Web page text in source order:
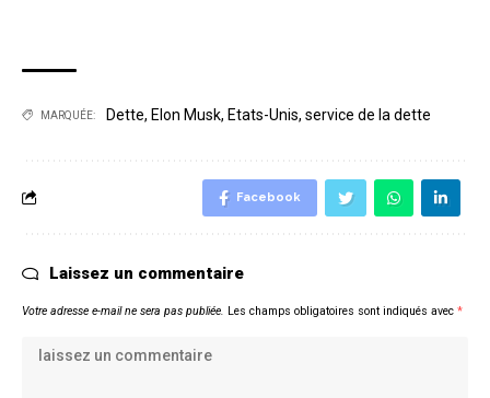
MARQUÉE: Dette, Elon Musk, Etats-Unis, service de la dette
Facebook
Laissez un commentaire
Votre adresse e-mail ne sera pas publiée. Les champs obligatoires sont indiqués avec *